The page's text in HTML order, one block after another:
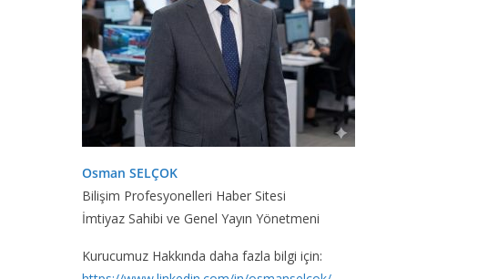
Osman SELÇOK
Bilişim Profesyonelleri Haber Sitesi
İmtiyaz Sahibi ve Genel Yayın Yönetmeni
Kurucumuz Hakkında daha fazla bilgi için: